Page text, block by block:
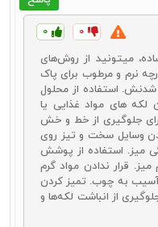
باشید. در غیر این صورت
خرید میز چوبیرا از دست بدهید.
برای شما آماده کرده است.
به کسب اطلاعات لازم در این
مقاله شناخت خوبی نسبت به
بخش نیز با راهنمای خرید میز
بسیار کلیدی و کاربردی را با
به عنوان یک راهنمایخرید انواع
خرید بهترین میز چوبی با این
۰ ۰
میتونید از روش‌های
نرم و مرطوب برای پاک
استفاده از محلول‌
لکه‌ های مواد غذایی یا
جلوگیری از خط و خش‌
وسایل سخت و تیز روی
میز. استفاده از پوشش
قرار ندادن مواد گرم
به چوب. تمیز کردن
از انباشت لکه‌ها و